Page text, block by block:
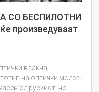
СО БЕСПИЛОТНИ
произведуваат
влакна.
на оптички модел.
од рускиот, но